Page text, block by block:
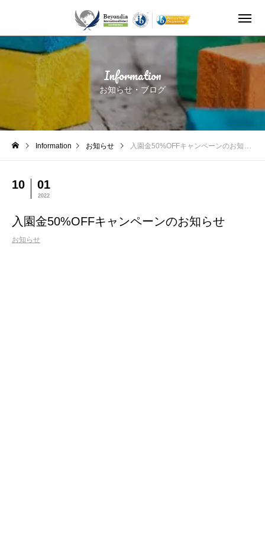
Information
お知らせ・ブログ
Information お知らせ 入園金50%OFFキャンペーンのお知らせ
10 01
2022
入園金50%OFFキャンペーンのお知らせ
お知らせ